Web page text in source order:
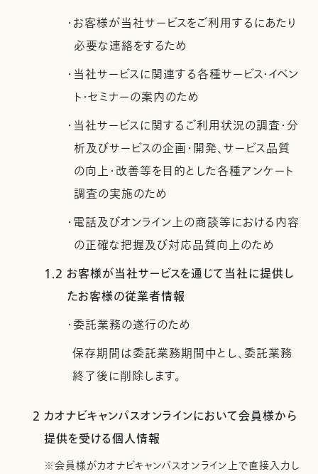
・お客様が当社サービスをご利用するにあたり
必要な連絡をするため
・当社サービスに関連する各種サービス・イベン
ト・セミナーの案内のため
・当社サービスに関するご利用状況の調査・分
析及びサービスの企画・開発、サービス品質
の向上・改善等を目的とした各種アンケート
調査の実施のため
・電話及びオンライン上の商談等における内容
の正確な把握及び対応品質向上のため
1.2 お客様が当社サービスを通じて当社に提供し
たお客様の従業者情報
・委託業務の遂行のため
保存期間は委託業務期間中とし、委託業務
終了後に削除します。
2 カオナビキャンパスオンラインにおいて会員様から
提供を受ける個人情報
※会員様がカオナビキャンパスオンライン上で直接入力し